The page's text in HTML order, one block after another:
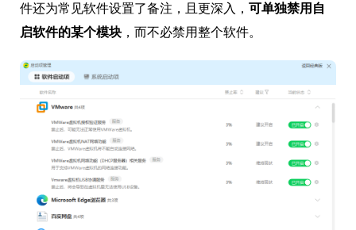
件还为常见软件设置了备注，且更深入， 可单独禁用自
启软件的某个模块 ，而不必禁用整个软件。